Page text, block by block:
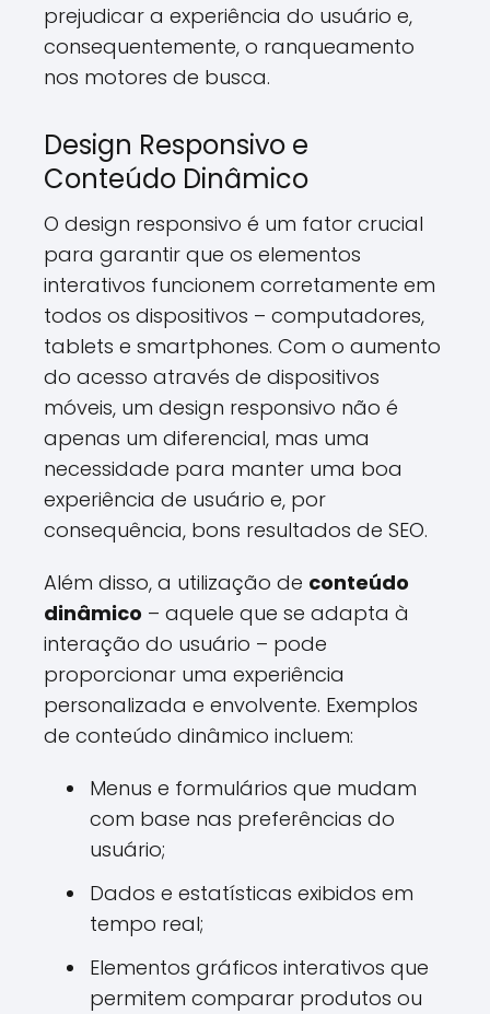
prejudicar a experiência do usuário e,
consequentemente, o ranqueamento
nos motores de busca.
Design Responsivo e
Conteúdo Dinâmico
O design responsivo é um fator crucial
para garantir que os elementos
interativos funcionem corretamente em
todos os dispositivos – computadores,
tablets e smartphones. Com o aumento
do acesso através de dispositivos
móveis, um design responsivo não é
apenas um diferencial, mas uma
necessidade para manter uma boa
experiência de usuário e, por
consequência, bons resultados de SEO.
Além disso, a utilização de conteúdo
dinâmico – aquele que se adapta à
interação do usuário – pode
proporcionar uma experiência
personalizada e envolvente. Exemplos
de conteúdo dinâmico incluem:
Menus e formulários que mudam
com base nas preferências do
usuário;
Dados e estatísticas exibidos em
tempo real;
Elementos gráficos interativos que
permitem comparar produtos ou